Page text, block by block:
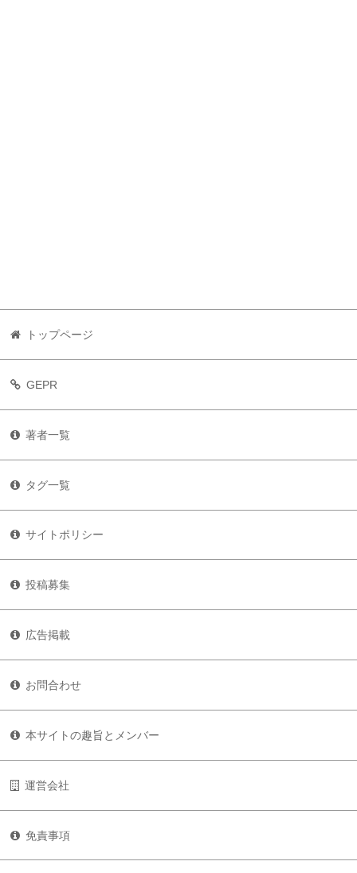
トップページ
GEPR
著者一覧
タグ一覧
サイトポリシー
投稿募集
広告掲載
お問合わせ
本サイトの趣旨とメンバー
運営会社
免責事項